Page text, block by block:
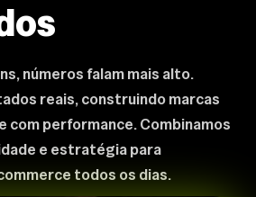
números falam mais alto.
reais, construindo marcas
com performance. Combinamos
e estratégia para
todos os dias.